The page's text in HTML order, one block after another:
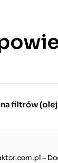
filtrów
–